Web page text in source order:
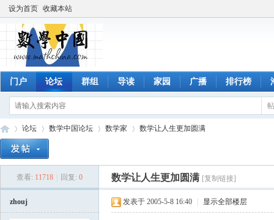
设为首页 收藏本站
门户 论坛 群组 导读 家园 广播 排行榜
论坛
›
数学中国论坛 数学家
›
数学让人生更加圆满
查看: 11718 回复: 0 数学让人生更加圆满 [复制链接]
zhouj 发表于 2005-5-8 16:40 显示全部楼层